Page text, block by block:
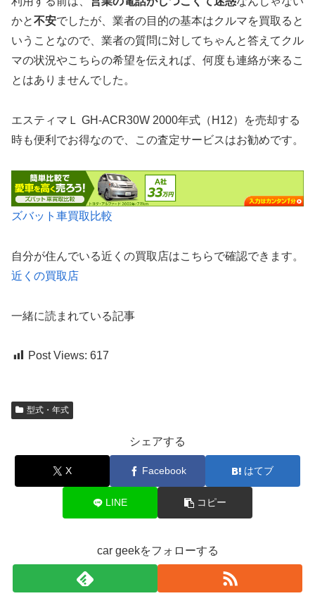
かと不安でしたが、業者の目的の基本はクルマを買取ると
いうことなので、業者の質問に対してちゃんと答えてクル
マの状況やこちらの希望を伝えれば、何度も連絡が来るこ
とはありませんでした。
エスティマＬ GH-ACR30W 2000年式（H12）を売却する
時も便利でお得なので、この査定サービスはお勧めです。
ズバット車買取比較
自分が住んでいる近くの買取店はこちらで確認できます。
近くの買取店
一緒に読まれている記事
Post Views: 617
型式・年式
シェアする
X Facebook はてブ
LINE コピー
car geekをフォローする